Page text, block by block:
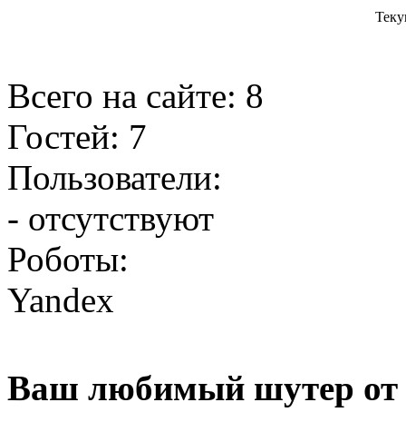
Всего на сайте: 8
Гостей: 7
Пользователи:
- отсутствуют
Роботы:
Yandex
Ваш любимый шутер от